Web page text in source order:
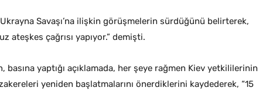
Savaşı’na ilişkin görüşmelerin sürdüğünü belirterek,
ateşkes çağrısı yapıyor.” demişti.
basına yaptığı açıklamada, her şeye rağmen Kiev yetkililerinin
yeniden başlatmalarını önerdiklerini kaydederek, “15